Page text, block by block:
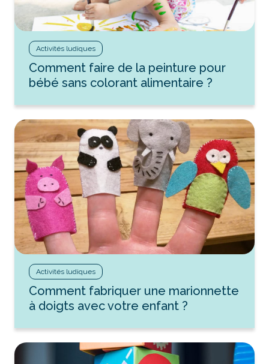
Activités ludiques
Comment faire de la peinture pour
bébé sans colorant alimentaire ?
Activités ludiques
Comment fabriquer une marionnette
à doigts avec votre enfant ?